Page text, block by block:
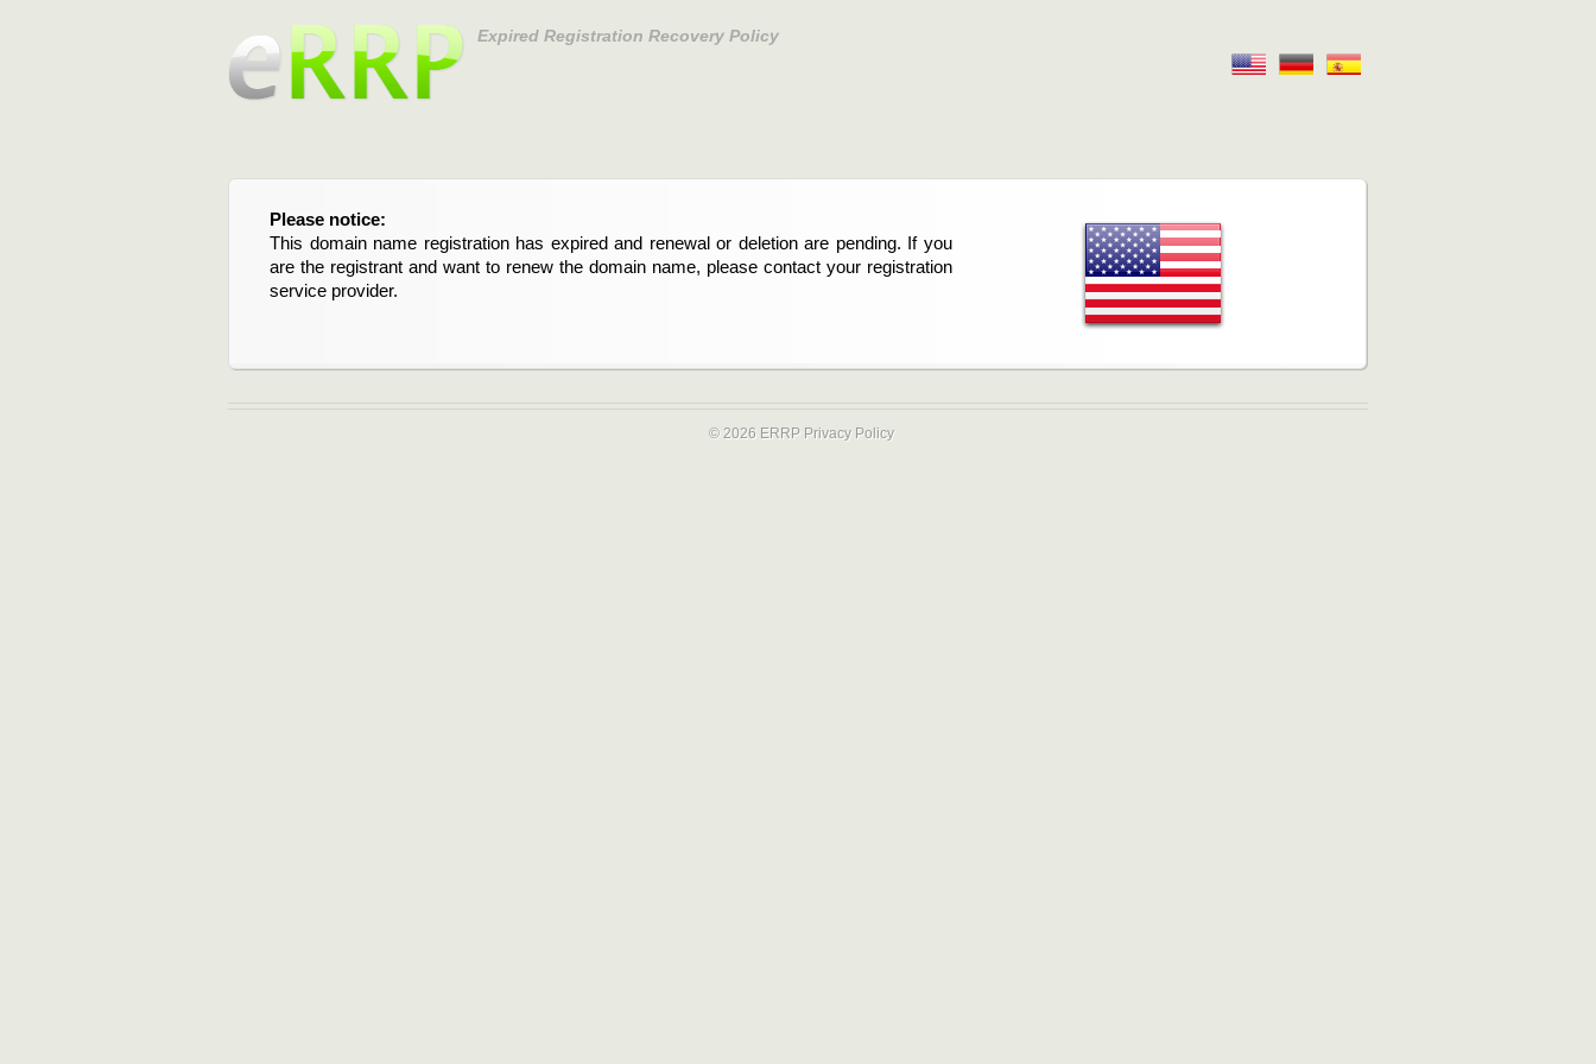
Expired Registration Recovery Policy
Please notice:
This domain name registration has expired and renewal or deletion are pending. If you
are the registrant and want to renew the domain name, please contact your registration
service provider.
Bitte beachten Sie:
Diese Domainregistrierung ist abgelaufen und die Verlängerung oder Löschung der
Domain stehen an. Wenn Sie der Registrant sind und die Domainregistrierung
verlängern möchten, kontaktieren Sie bitte Ihren Service-Provider.
© 2026 ERRP Privacy Policy